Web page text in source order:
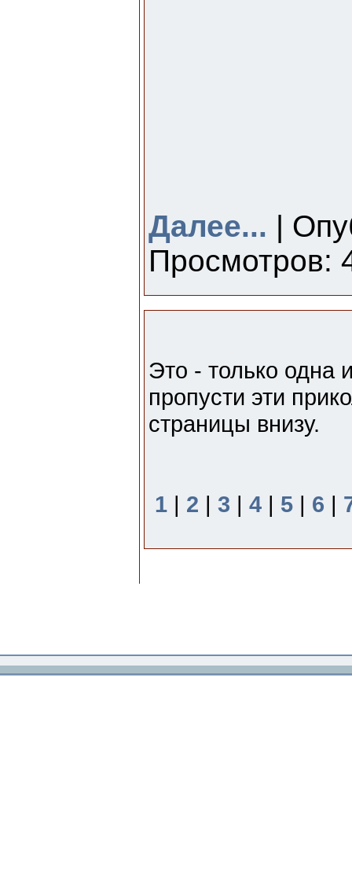
Далее... |
Просмотров:
Это - только одна
пропусти эти
страницы внизу.
1 | 2 | 3 | 4 | 5 | 6 |